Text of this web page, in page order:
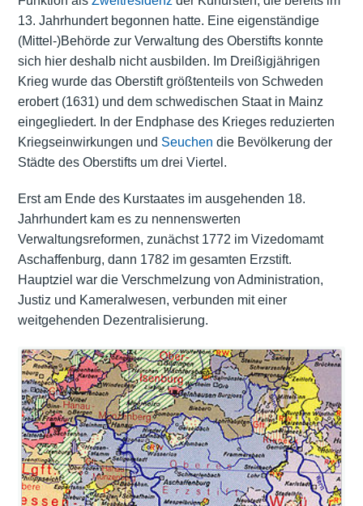
13. Jahrhundert begonnen hatte. Eine eigenständige
(Mittel-)Behörde zur Verwaltung des Oberstifts konnte
sich hier deshalb nicht ausbilden. Im Dreißigjährigen
Krieg wurde das Oberstift größtenteils von Schweden
erobert (1631) und dem schwedischen Staat in Mainz
eingegliedert. In der Endphase des Krieges reduzierten
Kriegseinwirkungen und Seuchen die Bevölkerung der
Städte des Oberstifts um drei Viertel.
Erst am Ende des Kurstaates im ausgehenden 18.
Jahrhundert kam es zu nennenswerten
Verwaltungsreformen, zunächst 1772 im Vizedomamt
Aschaffenburg, dann 1782 im gesamten Erzstift.
Hauptziel war die Verschmelzung von Administration,
Justiz und Kameralwesen, verbunden mit einer
weitgehenden Dezentralisierung.